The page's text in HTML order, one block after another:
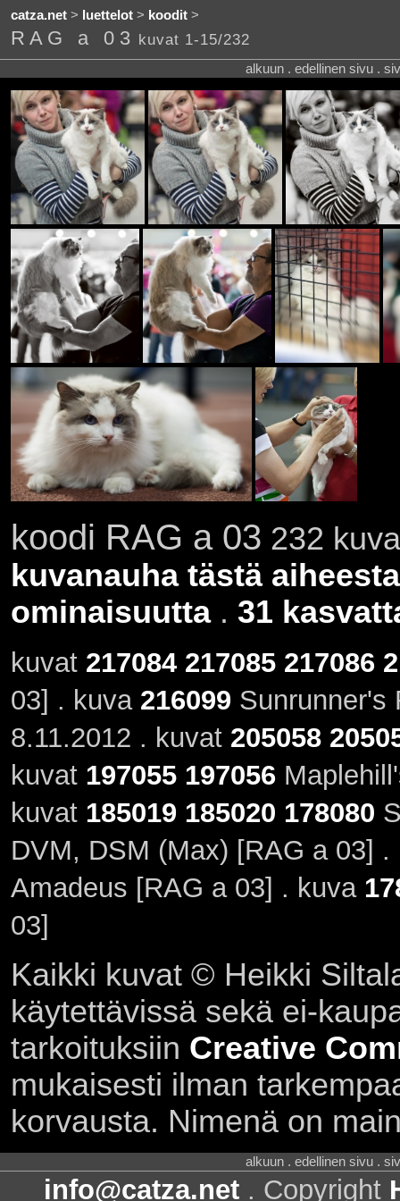
catza.net> luettelot> koodit>
RAG a 03 kuvat 1-15/232
alkuun . edellinen sivu .
koodi RAG a 03 232
kuvanauha tästä aiheesta
ominaisuutta. 31
kuvat 217084 217085 217086
03] . kuva 216099 Sunrunner's
8.11.2012 . kuvat 205058
kuvat 197055 197056
kuvat 185019 185020 178080
DVM, DSM (Max) [RAG a 03]
Amadeus [RAG a 03] . kuva
03]
Kaikki kuvat © Heikki
käytettävissä sekä ei-
tarkoituksiin Creative
mukaisesti ilman
korvausta. Nimenä on
alkuun . edellinen sivu .
info@catza.net . Copyright